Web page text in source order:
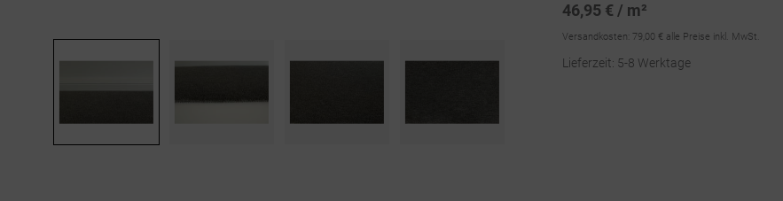
46,95 € / m²
Versandkosten: 79,00 € alle Preise inkl. MwSt.
Lieferzeit: 5-8 Werktage